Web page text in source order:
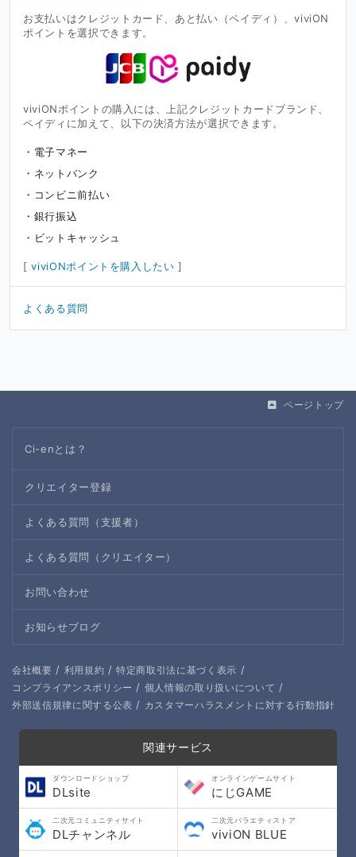
お支払いはクレジットカード、あと払い（ペイディ）、viviON
ポイントを選択できます。
viviONポイントの購入には、上記クレジットカードブランド、
ペイディに加えて、以下の決済方法が選択できます。
電子マネー
ネットバンク
コンビニ前払い
銀行振込
ビットキャッシュ
[viviONポイントを購入したい ]
よくある質問
ページトップ
Ci-enとは？
クリエイター登録
よくある質問（支援者）
よくある質問（クリエイター）
お問い合わせ
お知らせブログ
会社概要 / 利用規約 / 特定商取引法に基づく表示 /
コンプライアンスポリシー / 個人情報の取り扱いについて /
外部送信規律に関する公表 / カスタマーハラスメントに対する行動指針
関連サービス
ダウンロードショップ
DLsite
オンラインゲームサイト
にじGAME
二次元コミュニティサイト
DLチャンネル
二次元バラエティストア
viviON BLUE